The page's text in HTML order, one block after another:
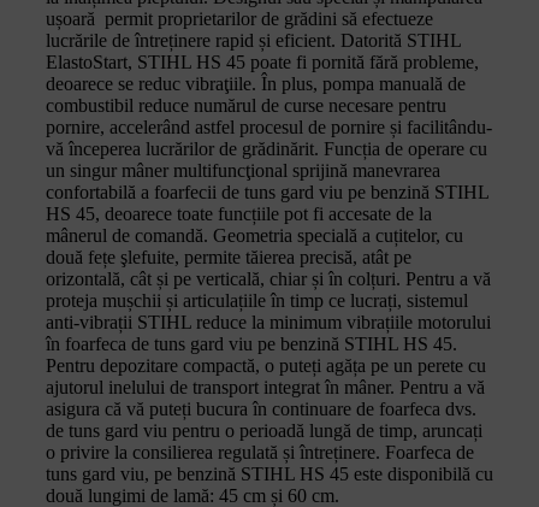
ușoară permit proprietarilor de grădini să efectueze
lucrările de întreținere rapid și eficient. Datorită STIHL
ElastoStart, STIHL HS 45 poate fi pornită fără probleme,
deoarece se reduc vibraţiile. În plus, pompa manuală de
combustibil reduce numărul de curse necesare pentru
pornire, accelerând astfel procesul de pornire și facilitându-
vă începerea lucrărilor de grădinărit. Funcția de operare cu
un singur mâner multifuncţional sprijină manevrarea
confortabilă a foarfecii de tuns gard viu pe benzină STIHL
HS 45, deoarece toate funcțiile pot fi accesate de la
mânerul de comandă. Geometria specială a cuțitelor, cu
două fețe şlefuite, permite tăierea precisă, atât pe
orizontală, cât și pe verticală, chiar și în colțuri. Pentru a vă
proteja mușchii și articulațiile în timp ce lucrați, sistemul
anti-vibrații STIHL reduce la minimum vibrațiile motorului
în foarfeca de tuns gard viu pe benzină STIHL HS 45.
Pentru depozitare compactă, o puteți agăța pe un perete cu
ajutorul inelului de transport integrat în mâner. Pentru a vă
asigura că vă puteți bucura în continuare de foarfeca dvs.
de tuns gard viu pentru o perioadă lungă de timp, aruncați
o privire la consilierea regulată și întreținere. Foarfeca de
tuns gard viu, pe benzină STIHL HS 45 este disponibilă cu
două lungimi de lamă: 45 cm și 60 cm.